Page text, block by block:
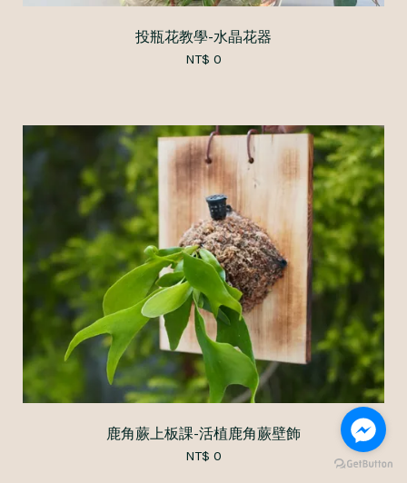
投瓶花教學-水晶花器
NT$ 0
鹿角蕨上板課-活植鹿角蕨壁飾
NT$ 0